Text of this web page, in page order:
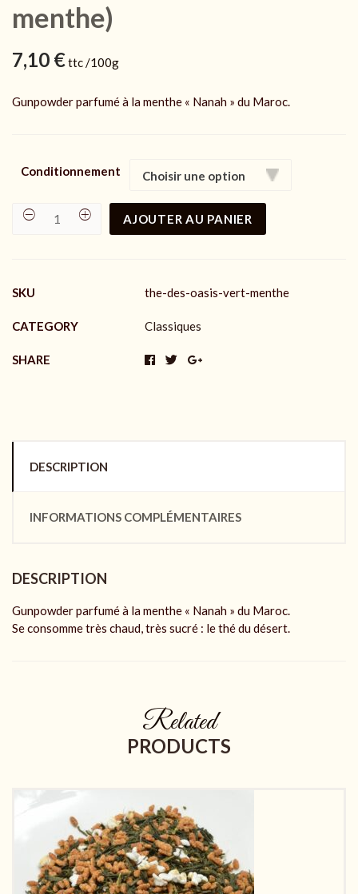
menthe)
7,10 €ttc /100g
Gunpowder parfumé à la menthe « Nanah » du Maroc.
Conditionnement
Thé
AJOUTER AU PANIER
SKU the-des-oasis-vert-menthe
CATEGORY Classiques
SHARE
DESCRIPTION
INFORMATIONS COMPLÉMENTAIRES
DESCRIPTION
Gunpowder parfumé à la menthe « Nanah » du Maroc.
Se consomme très chaud, très sucré : le thé du désert.
Related
PRODUCTS